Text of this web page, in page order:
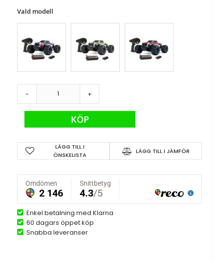
Vald modell
- +
KÖP
LÄGG TILL I
ÖNSKELISTA
LÄGG TILL I JÄMFÖR
Enkel betalning med Klarna
60 dagars öppet köp
Snabba leveranser